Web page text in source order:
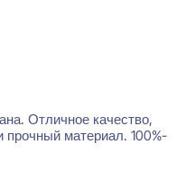
Отличное качество,
прочный материал. 100%-